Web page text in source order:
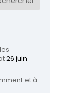
26 juin
et à